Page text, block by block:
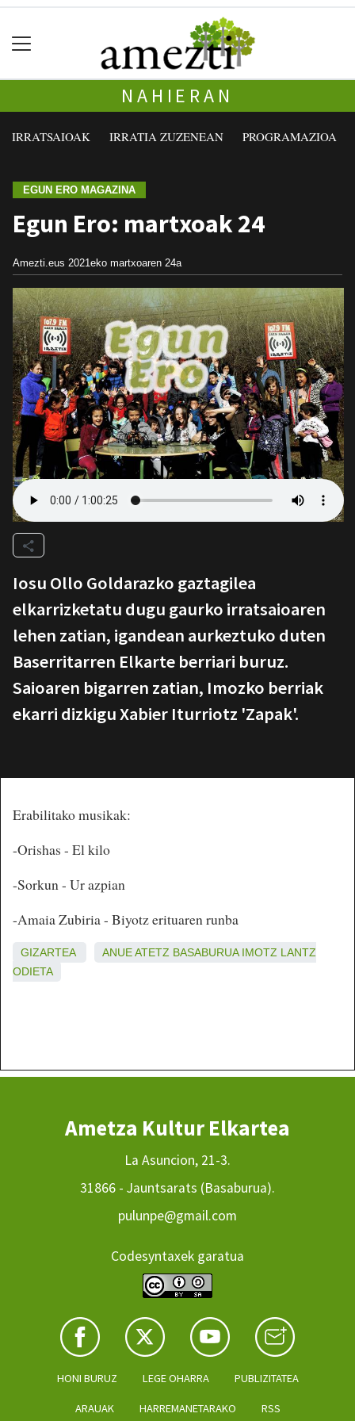
NAHIERAN
IRRATSAIOAK IRRATIA ZUZENEAN PROGRAMAZIOA
EGUN ERO MAGAZINA
Egun Ero: martxoak 24
Amezti.eus 2021eko martxoaren 24a
Iosu Ollo Goldarazko gaztagilea
elkarrizketatu dugu gaurko irratsaioaren
lehen zatian, igandean aurkeztuko duten
Baserritarren Elkarte berriari buruz.
Saioaren bigarren zatian, Imozko berriak
ekarri dizkigu Xabier Iturriotz 'Zapak'.
Erabilitako musikak:
-Orishas - El kilo
-Sorkun - Ur azpian
-Amaia Zubiria - Biyotz erituaren runba
GIZARTEA ANUEATETZ BASABURUA IMOTZ LANTZ
ODIETA
Ametza Kultur Elkartea
La Asuncion, 21-3.
31866 - Jauntsarats (Basaburua).
pulunpe@gmail.com
Codesyntaxek garatua
HONI BURUZ LEGE OHARRA PUBLIZITATEA
ARAUAK HARREMANETARAKO RSS